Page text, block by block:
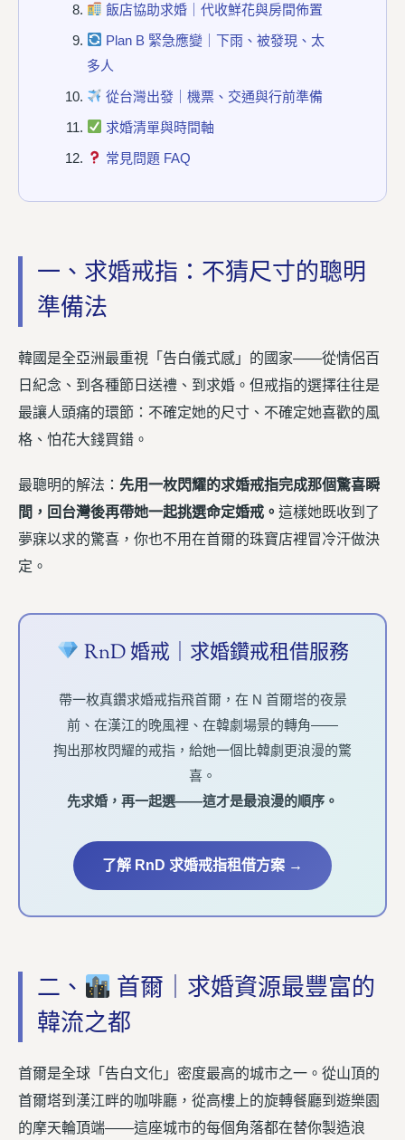
飯店協助求婚｜代收鮮花與房間佈置
Plan B 緊急應變｜下雨、被發現、太
多人
從台灣出發｜機票、交通與行前準備
求婚清單與時間軸
常見問題 FAQ
一、求婚戒指：不猜尺寸的聰明
準備法
韓國是全亞洲最重視「告白儀式感」的國家——從情侶百
日紀念、到各種節日送禮、到求婚。但戒指的選擇往往是
最讓人頭痛的環節：不確定她的尺寸、不確定她喜歡的風
格、怕花大錢買錯。
最聰明的解法： 先用一枚閃耀的求婚戒指完成那個驚喜瞬
間，回台灣後再帶她一起挑選命定婚戒。 這樣她既收到了
夢寐以求的驚喜，你也不用在首爾的珠寶店裡冒冷汗做決
定。
RnD 婚戒｜求婚鑽戒租借服務
帶一枚真鑽求婚戒指飛首爾，在 N 首爾塔的夜景
前、在漢江的晚風裡、在韓劇場景的轉角——
掏出那枚閃耀的戒指，給她一個比韓劇更浪漫的驚
喜。
先求婚，再一起選——這才是最浪漫的順序。
了解 RnD 求婚戒指租借方案 →
二、
首爾｜求婚資源最豐富的
韓流之都
首爾是全球「告白文化」密度最高的城市之一。從山頂的
首爾塔到漢江畔的咖啡廳，從高樓上的旋轉餐廳到遊樂園
的摩天輪頂端——這座城市的每個角落都在替你製造浪